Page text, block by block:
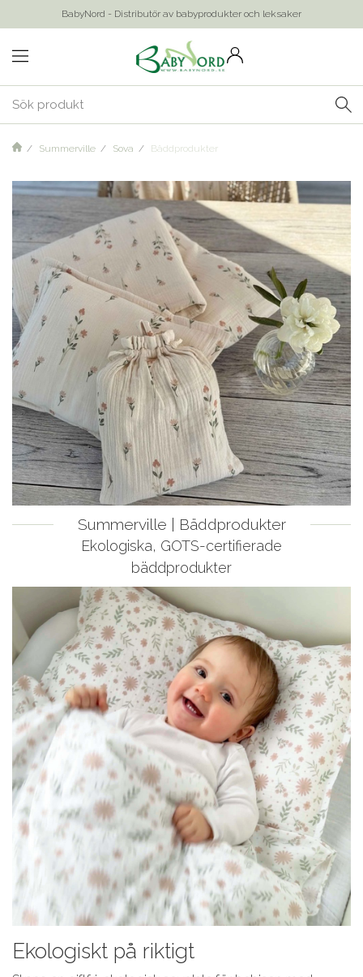
BabyNord - Distributör av babyprodukter och leksaker
Summerville Sova Bäddprodukter
Summerville | Bäddprodukter
Ekologiska, GOTS-certifierade
bäddprodukter
Ekologiskt på riktigt